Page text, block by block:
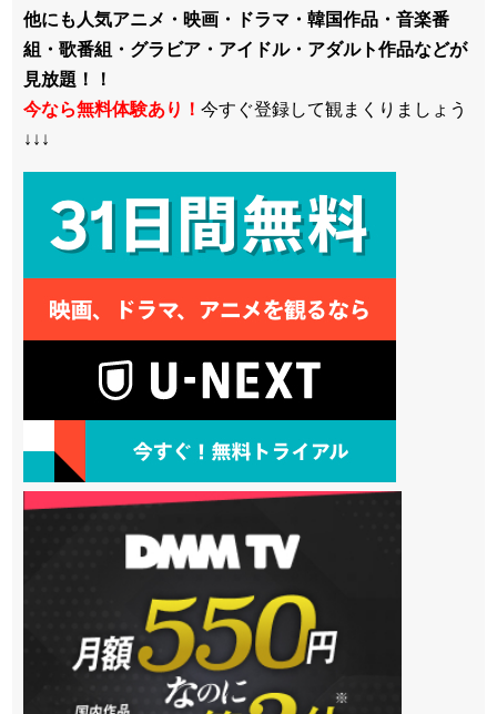
他にも人気アニメ・映画・ドラマ・韓国作品・音楽番
組・歌番組・グラビア・アイドル・アダルト作品などが
見放題！！
今なら無料体験あり！ 今すぐ登録して観まくりましょう
↓↓↓